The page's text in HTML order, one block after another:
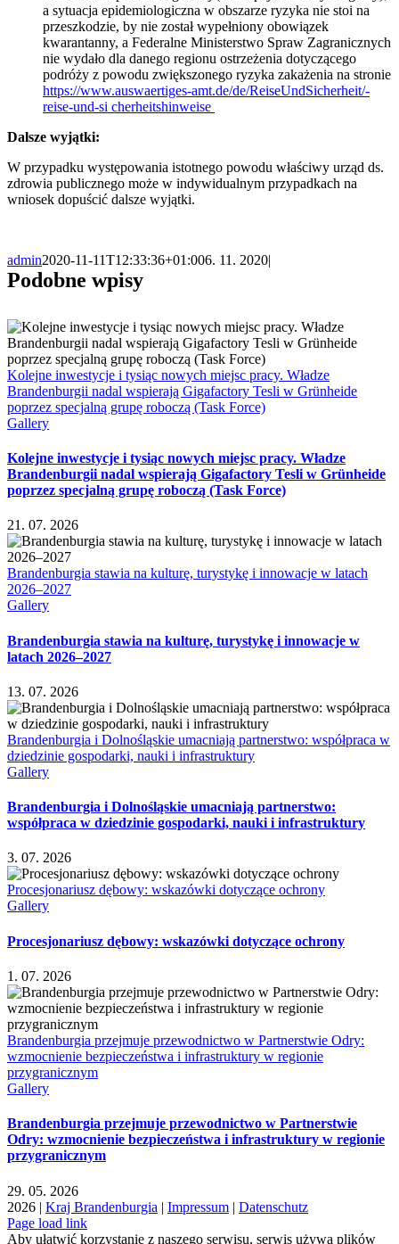
a sytuacja epidemiologiczna w obszarze ryzyka nie stoi na
przeszkodzie, by nie został wypełniony obowiązek
kwarantanny, a Federalne Ministerstwo Spraw Zagranicznych
nie wydało dla danego regionu ostrzeżenia dotyczącego
podróży z powodu zwiększonego ryzyka zakażenia na stronie
https://www.auswaertiges-amt.de/de/ReiseUndSicherheit/-
reise-und-si cherheitshinweise
Dalsze wyjątki:
W przypadku występowania istotnego powodu właściwy urząd ds.
zdrowia publicznego może w indywidualnym przypadkach na
wniosek dopuścić dalsze wyjątki.
admin2020-11-11T12:33:36+01:006. 11. 2020|
Podobne wpisy
Kolejne inwestycje i tysiąc nowych miejsc pracy. Władze
Brandenburgii nadal wspierają Gigafactory Tesli w Grünheide
poprzez specjalną grupę roboczą (Task Force)
Gallery
Kolejne inwestycje i tysiąc nowych miejsc pracy. Władze
Brandenburgii nadal wspierają Gigafactory Tesli w Grünheide
poprzez specjalną grupę roboczą (Task Force)
21. 07. 2026
Brandenburgia stawia na kulturę, turystykę i innowacje w latach
2026–2027
Gallery
Brandenburgia stawia na kulturę, turystykę i innowacje w
latach 2026–2027
13. 07. 2026
Brandenburgia i Dolnośląskie umacniają partnerstwo: współpraca w
dziedzinie gospodarki, nauki i infrastruktury
Gallery
Brandenburgia i Dolnośląskie umacniają partnerstwo:
współpraca w dziedzinie gospodarki, nauki i infrastruktury
3. 07. 2026
Procesjonariusz dębowy: wskazówki dotyczące ochrony
Gallery
Procesjonariusz dębowy: wskazówki dotyczące ochrony
1. 07. 2026
Brandenburgia przejmuje przewodnictwo w Partnerstwie Odry:
wzmocnienie bezpieczeństwa i infrastruktury w regionie
przygranicznym
Gallery
Brandenburgia przejmuje przewodnictwo w Partnerstwie
Odry: wzmocnienie bezpieczeństwa i infrastruktury w regionie
przygranicznym
29. 05. 2026
2026 | Kraj Brandenburgia | Impressum | Datenschutz
Page load link
Aby ułatwić korzystanie z naszego serwisu, serwis używa plików